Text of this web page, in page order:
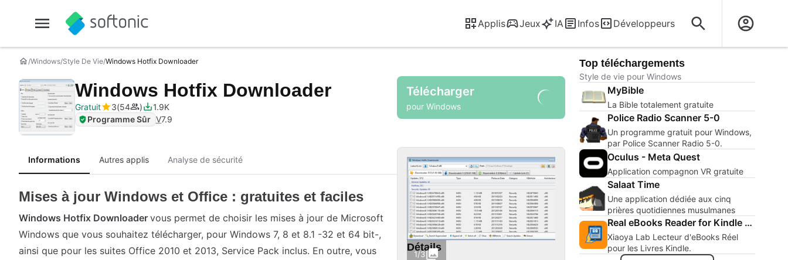
Applis Jeux IA Infos Développeurs
Windows Style De Vie Windows Hotfix Downloader
Windows Hotfix Downloader
Gratuit 3 54
1.9K
Programme Sûr V7.9
Télécharger
pour Windows
Informations Autres applis Analyse de sécurité
Mises à jour Windows et Office : gratuites et faciles
Windows Hotfix Downloader vous permet de choisir les mises à jour de Microsoft
Windows que vous souhaitez télécharger, pour Windows 7, 8 et 8.1 -32 et 64 bit-,
ainsi que pour les suites Office 2010 et 2013, Service Pack inclus. En outre, vous
1/3
Détails
Top téléchargements
Style de vie pour Windows
MyBible
La Bible totalement gratuite
Police Radio Scanner 5-0
Un programme gratuit pour Windows,
par Police Scanner Radio 5-0.
Oculus - Meta Quest
Application compagnon VR gratuite
Salaat Time
Une application dédiée aux cinq
prières quotidiennes musulmanes
Real eBooks Reader for Kindle Books
Xiaoya Lab Lecteur d'eBooks Réel
pour les Livres Kindle.